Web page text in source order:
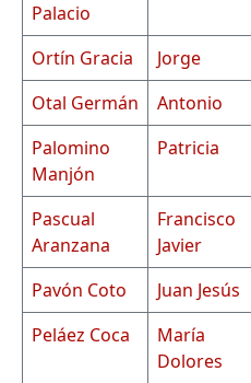
Palacio
Ortín Gracia Jorge
Otal Germán
Antonio
Palomino
Manjón
Patricia
Pascual
Aranzana
Francisco
Javier
Pavón Coto Juan Jesús
Peláez Coca
María
Dolores